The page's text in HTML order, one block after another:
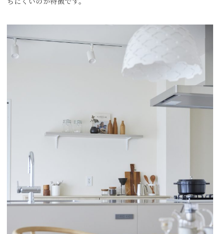
ちにくいのが特徴です。